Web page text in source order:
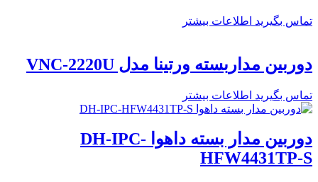
تماس بگیرید اطلاعات بیشتر
دوربین مداربسته ورتینا مدل VNC-2220U
تماس بگیرید اطلاعات بیشتر
دوربین مدار بسته داهوا DH-IPC-
HFW4431TP-S